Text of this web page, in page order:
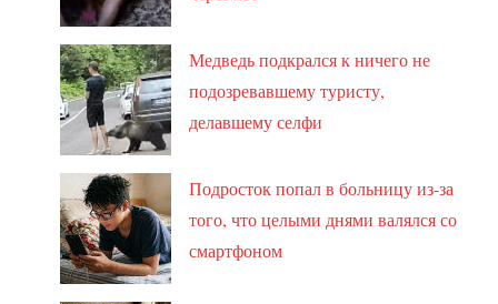
Медведь подкрался к ничего не
подозревавшему туристу,
делавшему селфи
Подросток попал в больницу из-за
того, что целыми днями валялся со
смартфоном